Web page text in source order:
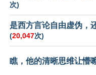
次)
是西方言论自由虚伪，
(20,047次)
瞧，他的清晰思维让懵